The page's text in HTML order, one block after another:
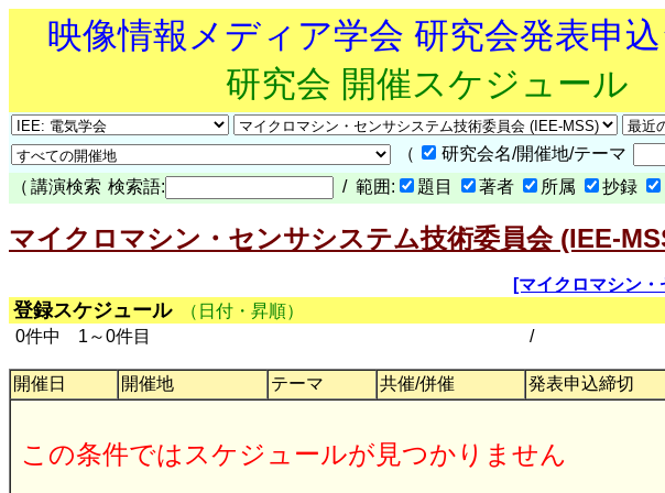
映像情報メディア学会 研究会発表申
研究会 開催スケジュール
（
研究会名/開催地/テーマ
（ 講演検索 検索語: / 範囲: 題目 著者 所属 抄録
マイクロマシン・センサシステム技術委員会 (IEE-
[マイクロマシン
登録スケジュール
（日付・昇順）
0件中 1～0件目
/
開催日 開催地 テーマ 共催/併催 発表申込締切
この条件ではスケジュールが見つかりません